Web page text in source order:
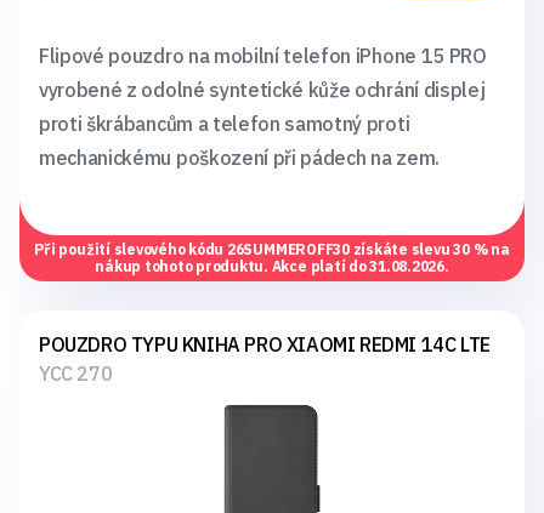
Flipové pouzdro na mobilní telefon iPhone 15 PRO
vyrobené z odolné syntetické kůže ochrání displej
proti škrábancům a telefon samotný proti
mechanickému poškození při pádech na zem.
Při použití slevového kódu 26SUMMEROFF30 získáte slevu 30 % na
nákup tohoto produktu. Akce platí do 31.08.2026.
POUZDRO TYPU KNIHA PRO XIAOMI REDMI 14C LTE
YCC 270